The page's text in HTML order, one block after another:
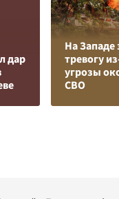
дар
На Западе
тревогу
угрозы
СВО